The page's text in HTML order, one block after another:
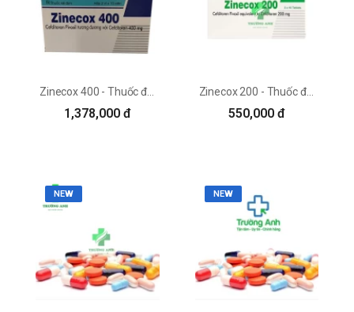
1,378,000 đ
Zinecox 200 - Thuốc điều trị viêm phế quản mãn tính hiệu quả
550,000 đ
NEW NEW